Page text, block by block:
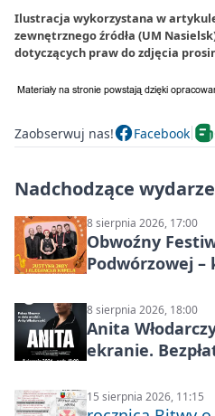
Ilustracja wykorzystana w
zewnętrznego źródła (UM
dotyczących praw do zdjęcia
Zaobserwuj nas! Facebook
Nadchodzące
8 sierpnia 2026, 17:00
Obwoźny
Podwórzowej –
8 sierpnia 2026, 18:00
Anita
ekranie.
15 sierpnia 2026, 11:15